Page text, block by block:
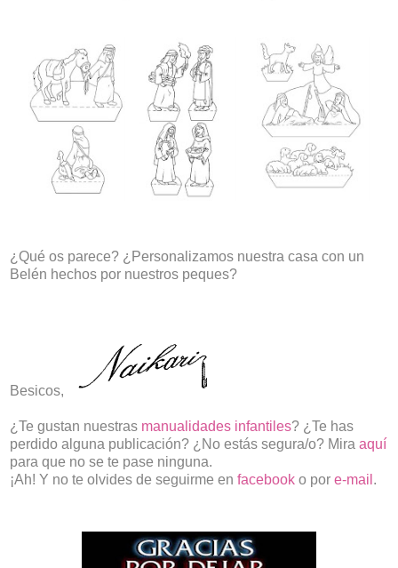
¿Qué os parece? ¿Personalizamos nuestra casa con un
Belén hechos por nuestros peques?
Besicos,
¿Te gustan nuestras manualidades infantiles? ¿Te has
perdido alguna publicación? ¿No estás segura/o? Mira aquí
para que no se te pase ninguna.
¡Ah! Y no te olvides de seguirme en facebook o por e-mail .